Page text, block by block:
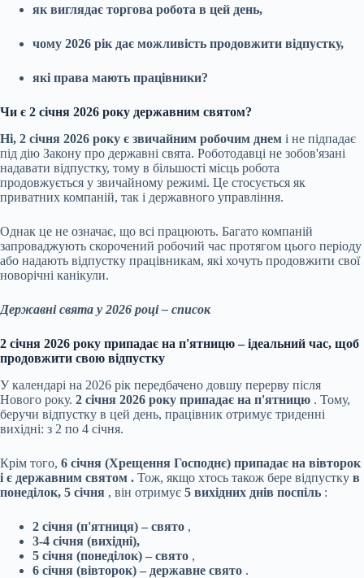
як виглядає торгова робота в цей день,
чому 2026 рік дає можливість продовжити відпустку,
які права мають працівники?
Чи є 2 січня 2026 року державним святом?
Ні, 2 січня 2026 року є звичайним робочим днем ​​і не підпадає
під дію Закону про державні свята. Роботодавці не зобов'язані
надавати відпустку, тому в більшості місць робота
продовжується у звичайному режимі. Це стосується як
приватних компаній, так і державного управління.
Однак це не означає, що всі працюють. Багато компаній
запроваджують скорочений робочий час протягом цього періоду
або надають відпустку працівникам, які хочуть продовжити свої
новорічні канікули.
Державні свята у 2026 році – список
2 січня 2026 року припадає на п'ятницю – ідеальний час, щоб
продовжити свою відпустку
У календарі на 2026 рік передбачено довшу перерву після
Нового року. 2 січня 2026 року припадає на п'ятницю . Тому,
беручи відпустку в цей день, працівник отримує триденні
вихідні: з 2 по 4 січня.
Крім того, 6 січня (Хрещення Господнє) припадає на вівторок
і є державним святом . Тож, якщо хтось також бере відпустку в
понеділок, 5 січня , він отримує 5 вихідних днів поспіль :
2 січня (п'ятниця) – свято ,
3-4 січня (вихідні),
5 січня (понеділок) – свято ,
6 січня (вівторок) – державне свято .